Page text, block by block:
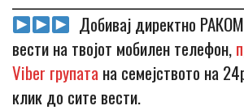
Добивај директно
вести на твојот мобилен телефон,
Viber групата на семејството на
клик до сите вести.